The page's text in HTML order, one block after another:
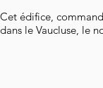
Cet édifice,
dans le Vaucluse, le